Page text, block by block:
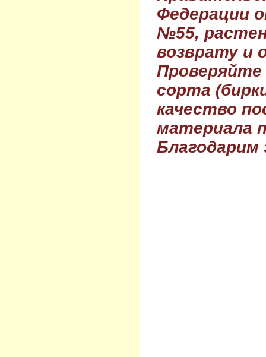
Федерации
№55,
возврату и
Проверяйте
сорта
качество
материала
Благодарим